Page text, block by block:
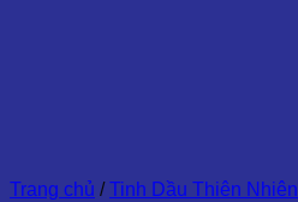
Trang chủ / Tinh Dầu Thiên Nhiên